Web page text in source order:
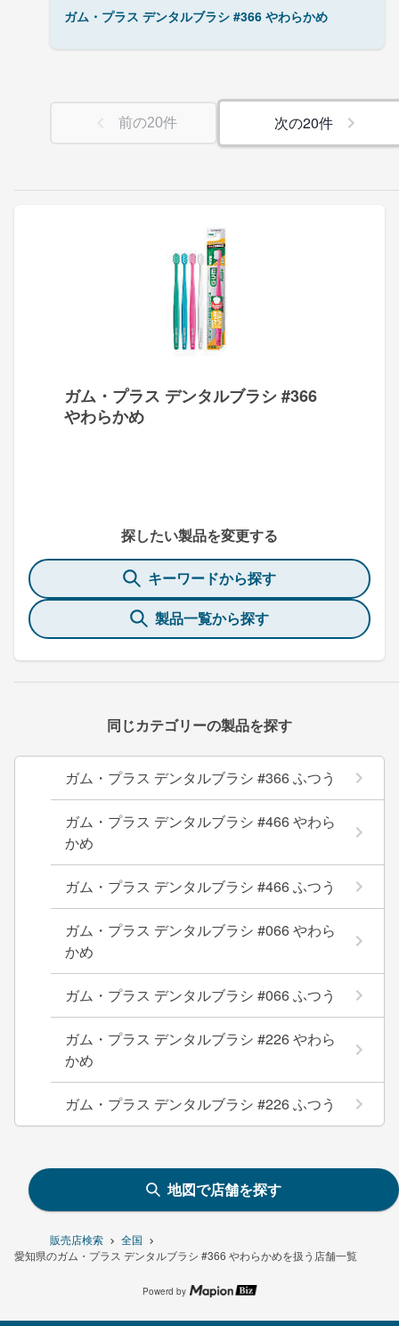
販売店検索
全国
愛知県のガム・プラス デンタルブラシ #366 やわらかめを扱う店舗一覧
ガム・プラス デンタルブラシ #366
やわらかめ
探したい製品を変更する
キーワードから探す
製品一覧から探す
同じカテゴリーの製品を探す
ガム・プラス デンタルブラシ #366 ふつう
ガム・プラス デンタルブラシ #466 やわら
かめ
ガム・プラス デンタルブラシ #466 ふつう
ガム・プラス デンタルブラシ #066 やわら
かめ
ガム・プラス デンタルブラシ #066 ふつう
ガム・プラス デンタルブラシ #226 やわら
かめ
ガム・プラス デンタルブラシ #226 ふつう
ガム・プラス デンタルブラシ #366 やわらかめ
前の20件 次の20件
地図で店舗を探す
Powerd by